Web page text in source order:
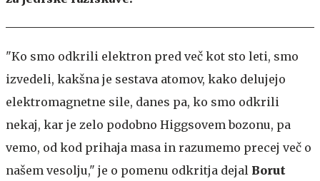
"Ko smo odkrili elektron pred več kot sto leti, smo
izvedeli, kakšna je sestava atomov, kako delujejo
elektromagnetne sile, danes pa, ko smo odkrili
nekaj, kar je zelo podobno Higgsovem bozonu, pa
vemo, od kod prihaja masa in razumemo precej več o
našem vesolju," je o pomenu odkritja dejal Borut